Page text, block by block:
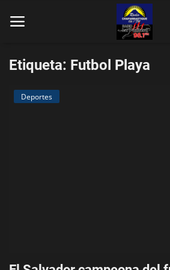
Etiqueta: Futbol Playa
Deportes